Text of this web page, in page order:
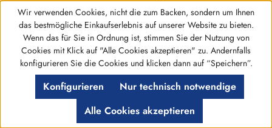
Auch gemeinsame europäische 2-Euro-Ausgaben sind für
Finnland-Sammler interessant. Diese Münzen erscheinen in
mehreren Ländern zum gleichen Anlass, tragen aber jeweils
die nationale Ausführung des Ausgabelandes. Dadurch
lassen sich finnische Stücke sowohl innerhalb einer
Ländersammlung als auch in einer europaweiten Motivreihe
Werkzeugleiste anzeigen
Wir verwenden Cookies, nicht die zum Backen, sondern um Ihnen
das bestmögliche Einkaufserlebnis auf unserer Website zu bieten.
Wenn das für Sie in Ordnung ist, stimmen Sie der Nutzung von
Cookies mit Klick auf "Alle Cookies akzeptieren" zu. Andernfalls
konfigurieren Sie die Cookies und klicken dann auf “Speichern”.
Nur technisch notwendige
Konfigurieren
Alle Cookies akzeptieren